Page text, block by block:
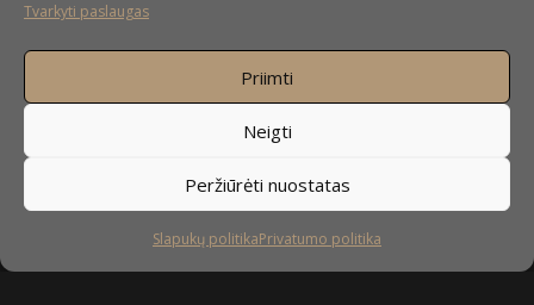
Tvarkyti paslaugas
Priimti
Neigti
Peržiūrėti nuostatas
Slapukų politikaPrivatumo politika
Sekite mus